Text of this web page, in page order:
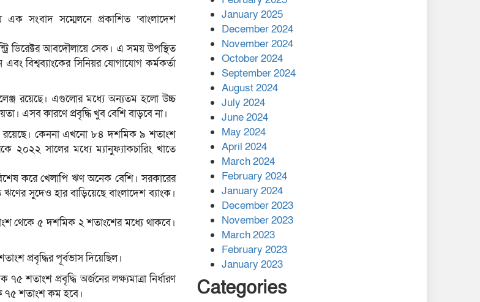
এক সংবাদ সম্মেলনে প্রকাশিত ‘বাংলাদেশ
ডিরেক্টর আবদৌলায়ে সেক। এ সময় উপস্থিত
বিশ্বব্যাংকের সিনিয়র যোগাযোগ কর্মকর্তা
রয়েছে। এগুলোর মধ্যে অন্যতম হলো উচ্চ
এসব কারণে প্রবৃদ্ধি খুব বেশি বাড়বে না।
রয়েছে। কেননা এখনো ৮৪ দশমিক ৯ শতাংশ
২০২২ সালের মধ্যে ম্যানুফ্যাকচারিং খাতে
করে খেলাপি ঋণ অনেক বেশি। সরকারের
ঋণের সুদেও হার বাড়িয়েছে বাংলাদেশ ব্যাংক।
থেকে ৫ দশমিক ২ শতাংশের মধ্যে থাকবে।
প্রবৃদ্ধির পূর্বভাস দিয়েছিল।
প্রবৃদ্ধি অর্জনের লক্ষ্যমাত্রা নির্ধারণ
৭৫ শতাংশ কম হবে।
হবে আনোয়ারায়
বান্দরবানে বন্যায় ক্ষতিগ্রস্তদের
মাঝে সহায়তা দিলেন সাচিং প্রু
জেরী
January 2025
December 2024
November 2024
October 2024
September 2024
August 2024
July 2024
June 2024
May 2024
April 2024
March 2024
February 2024
January 2024
December 2023
November 2023
March 2023
February 2023
January 2023
Categories